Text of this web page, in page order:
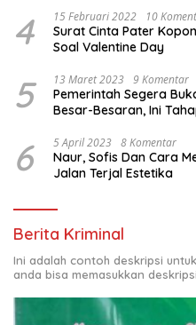
4 15 Februari 2022 10
Surat Cinta Pater
Soal Valentine Day
5 13 Maret 2023 9 Komentar
Pemerintah Segera
Besar-Besaran, Ini
6 5 April 2023 8 Komentar
Naur, Sofis Dan Cara
Jalan Terjal Estetika
Berita Kriminal
Ini adalah contoh deskripsi
anda bisa memasukkan